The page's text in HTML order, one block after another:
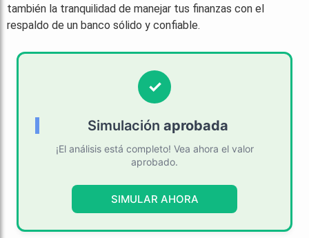
también la tranquilidad de manejar tus finanzas con el
respaldo de un banco sólido y confiable.
Simulación aprobada
¡El análisis está completo! Vea ahora el valor
aprobado.
SIMULAR AHORA